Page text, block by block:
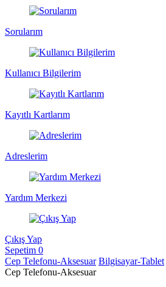
Sorularım
Kullanıcı Bilgilerim
Kayıtlı Kartlarım
Adreslerim
Yardım Merkezi
Çıkış Yap
Sepetim 0
Cep Telefonu-Aksesuar Bilgisayar-Tablet
Cep Telefonu-Aksesuar